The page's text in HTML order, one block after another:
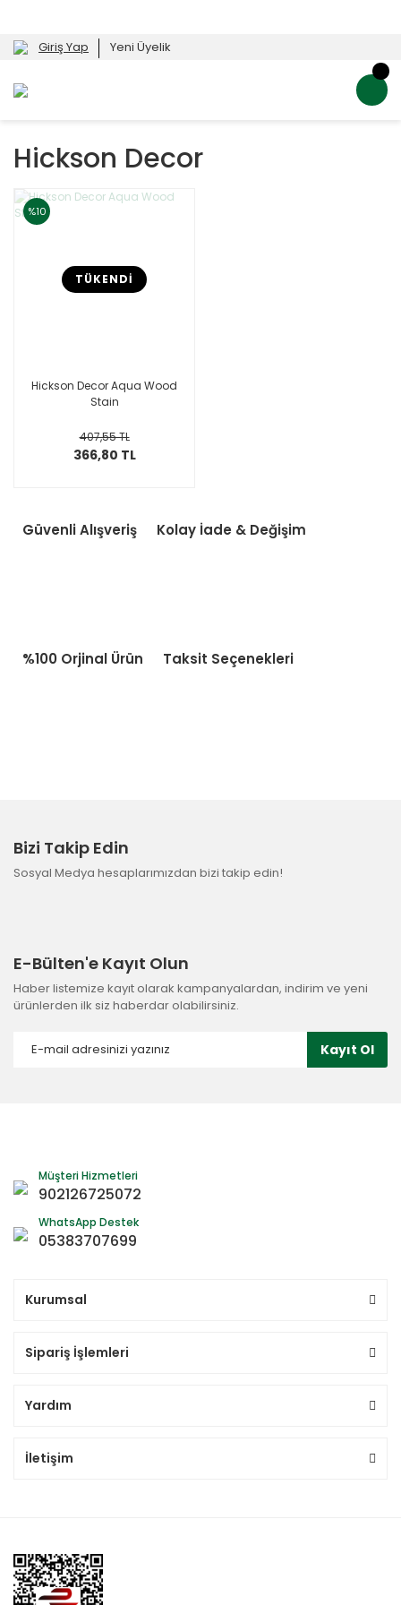
Giriş Yap Yeni Üyelik
Hickson Decor
%10
TÜKENDİ
Hickson Decor Aqua Wood
Stain
407,55 TL
366,80 TL
Güvenli Alışveriş Kolay İade & Değişim
%100 Orjinal Ürün Taksit Seçenekleri
Bizi Takip Edin
Sosyal Medya hesaplarımızdan bizi takip edin!
E-Bülten'e Kayıt Olun
Haber listemize kayıt olarak kampanyalardan, indirim ve yeni
ürünlerden ilk siz haberdar olabilirsiniz.
Kayıt Ol
Müşteri Hizmetleri
902126725072
WhatsApp Destek
05383707699
Kurumsal
Sipariş İşlemleri
Yardım
İletişim